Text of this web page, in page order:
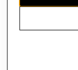
CAMBIAR REGIÓN